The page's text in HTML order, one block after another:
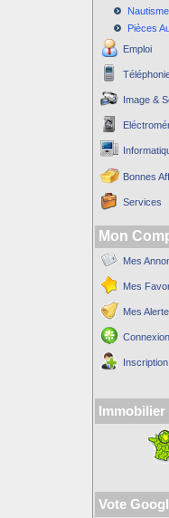
Pièces
Emploi
Image &
Bonnes
Services
Mon
Mes
Mes
Mes
Connexion
Inscription
Vote